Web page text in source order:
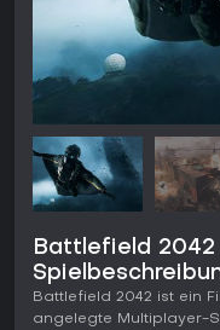
Battlefield 2042
Battlefield 2042 ist ein
angelegte Multiplayer-